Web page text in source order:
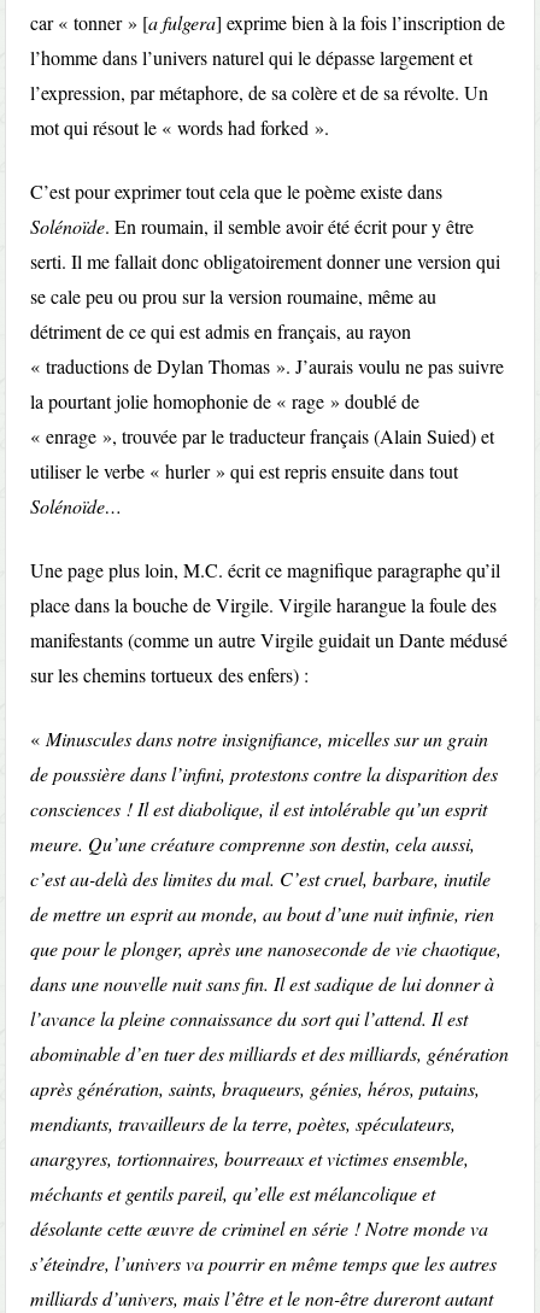
car « tonner » [a fulgera] exprime bien à la fois l’inscription de
l’homme dans l’univers naturel qui le dépasse largement et
l’expression, par métaphore, de sa colère et de sa révolte. Un
mot qui résout le « words had forked ».
C’est pour exprimer tout cela que le poème existe dans
Solénoïde. En roumain, il semble avoir été écrit pour y être
serti. Il me fallait donc obligatoirement donner une version qui
se cale peu ou prou sur la version roumaine, même au
détriment de ce qui est admis en français, au rayon
« traductions de Dylan Thomas ». J’aurais voulu ne pas suivre
la pourtant jolie homophonie de « rage » doublé de
« enrage », trouvée par le traducteur français (Alain Suied) et
utiliser le verbe « hurler » qui est repris ensuite dans tout
Solénoïde…
Une page plus loin, M.C. écrit ce magnifique paragraphe qu’il
place dans la bouche de Virgile. Virgile harangue la foule des
manifestants (comme un autre Virgile guidait un Dante médusé
sur les chemins tortueux des enfers) :
« Minuscules dans notre insignifiance, micelles sur un grain
de poussière dans l’infini, protestons contre la disparition des
consciences ! Il est diabolique, il est intolérable qu’un esprit
meure. Qu’une créature comprenne son destin, cela aussi,
c’est au-delà des limites du mal. C’est cruel, barbare, inutile
de mettre un esprit au monde, au bout d’une nuit infinie, rien
que pour le plonger, après une nanoseconde de vie chaotique,
dans une nouvelle nuit sans fin. Il est sadique de lui donner à
l’avance la pleine connaissance du sort qui l’attend. Il est
abominable d’en tuer des milliards et des milliards, génération
après génération, saints, braqueurs, génies, héros, putains,
mendiants, travailleurs de la terre, poètes, spéculateurs,
anargyres, tortionnaires, bourreaux et victimes ensemble,
méchants et gentils pareil, qu’elle est mélancolique et
désolante cette œuvre de criminel en série ! Notre monde va
s’éteindre, l’univers va pourrir en même temps que les autres
milliards d’univers, mais l’être et le non-être dureront autant